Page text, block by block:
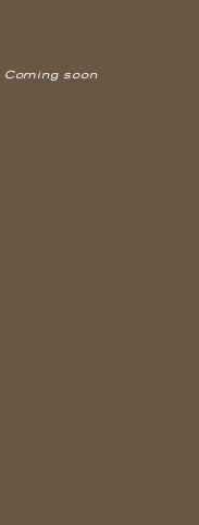
Coming soon